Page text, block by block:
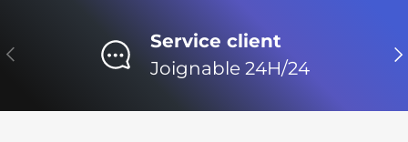
Précédent
Service client
Joignable 24H/24